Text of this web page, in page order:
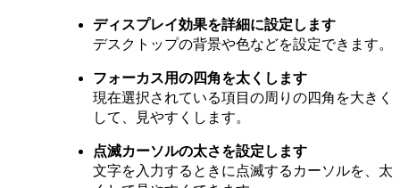
ディスプレイ効果を詳細に設定します
デスクトップの背景や色などを設定できます。
フォーカス用の四角を太くします
現在選択されている項目の周りの四角を大きく
して、見やすくします。
点滅カーソルの太さを設定します
文字を入力するときに点滅するカーソルを、太